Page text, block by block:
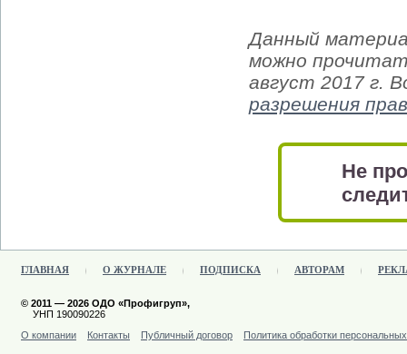
Данный
можно
август 2017 г.
разрешения
Не
ГЛАВНАЯ О ЖУРНАЛЕ ПОДПИСКА АВТОРАМ
© 2011 — 2026 ОДО «Профигруп»,
УНП 190090226
О компании
Контакты Публичный договор Политика обработки